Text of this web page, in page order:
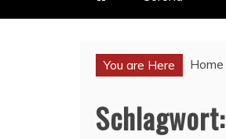
You are Here Home
Schlagwort: